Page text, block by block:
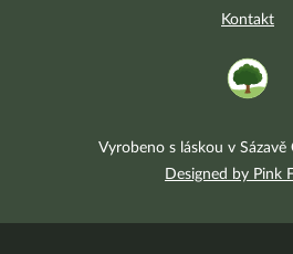
Kontakt
Vyrobeno s láskou v
Designed by Pink